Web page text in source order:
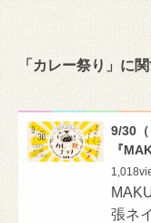
「カレー祭り」に
9/30（
『
1,018
張ネ